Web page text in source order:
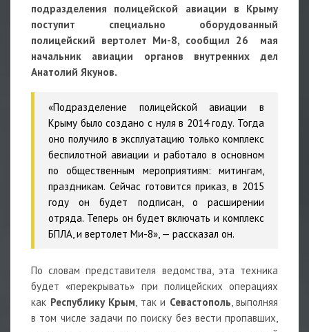
подразделения полицейской авиации в Крыму
поступит специально оборудованный
полицейский вертолет Ми-8, сообщил 26 мая
начальник авиации органов внутренних дел
Анатолий Якунов.
«Подразделение полицейской авиации в
Крыму было создано с нуля в 2014 году. Тогда
оно получило в эксплуатацию только комплекс
беспилотной авиации и работало в основном
по общественным мероприятиям: митингам,
праздникам. Сейчас готовится приказ, в 2015
году он будет подписан, о расширении
отряда. Теперь он будет включать и комплекс
БПЛА, и вертолет Ми-8», — рассказал он.
По словам представителя ведомства, эта техника
будет «перекрывать» при полицейских операциях
как Республику Крым , так и Севастополь , выполняя
в том числе задачи по поиску без вести пропавших,